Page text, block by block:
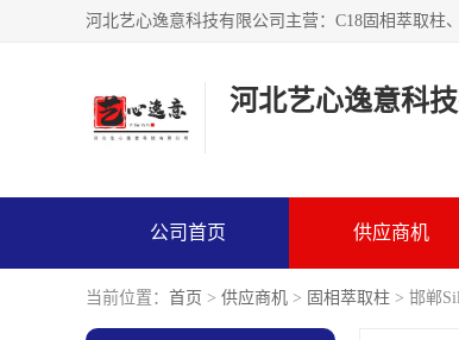
河北艺心逸意科
公司首页 供应商机
当前位置： 首页 > 供应商机 > 固相萃取柱 > 邯郸